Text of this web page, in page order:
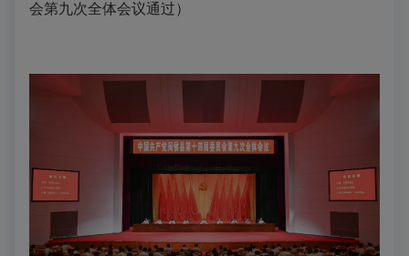
会第九次全体会议通过）